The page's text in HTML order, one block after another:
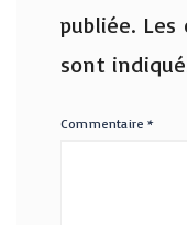
publiée. Les
sont
Commentaire*